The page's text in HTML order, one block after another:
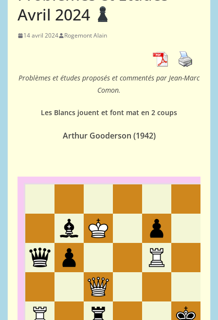
Avril 2024
14 avril 2024 Rogemont Alain
Problèmes et études proposés et commentés par Jean-Marc
Comon.
Les Blancs jouent et font mat en 2 coups
Arthur Gooderson (1942)